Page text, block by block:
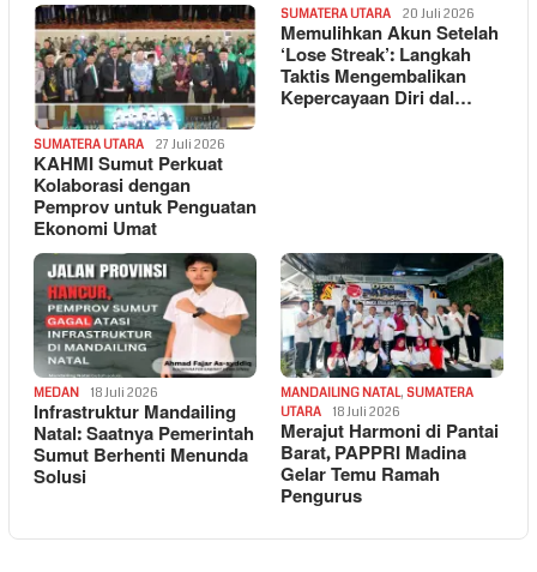
SUMATERA UTARA 27 Juli 2026
KAHMI Sumut Perkuat
Kolaborasi dengan
Pemprov untuk Penguatan
Ekonomi Umat
SUMATERA UTARA 20 Juli 2026
Memulihkan Akun Setelah
‘Lose Streak’: Langkah
Taktis Mengembalikan
Kepercayaan Diri dal…
MEDAN 18 Juli 2026
Infrastruktur Mandailing
Natal: Saatnya Pemerintah
Sumut Berhenti Menunda
Solusi
MANDAILING NATAL, SUMATERA
UTARA
18 Juli 2026
Merajut Harmoni di Pantai
Barat, PAPPRI Madina
Gelar Temu Ramah
Pengurus